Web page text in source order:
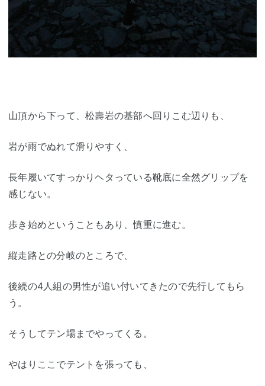
山頂から下って、松壽岩の基部へ回りこむ辺りも、
岩が雨でぬれて滑りやすく、
長年履いてすっかりヘタっている靴底に全然グリップを
感じない。
歩き始めということもあり、慎重に進む。
縦走路との分岐のところで、
後続の4人組の男性が追い付いてきたので先行してもら
う。
そうしてテン場までやってくる。
やはりここでテントを張っても、